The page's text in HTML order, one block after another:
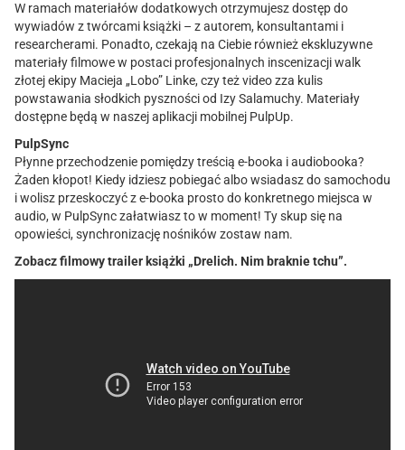
W ramach materiałów dodatkowych otrzymujesz dostęp do
wywiadów z twórcami książki – z autorem, konsultantami i
researcherami. Ponadto, czekają na Ciebie również ekskluzywne
materiały filmowe w postaci profesjonalnych inscenizacji walk
złotej ekipy Macieja „Lobo” Linke, czy też video zza kulis
powstawania słodkich pyszności od Izy Salamuchy. Materiały
dostępne będą w naszej aplikacji mobilnej PulpUp.
PulpSync
Płynne przechodzenie pomiędzy treścią e-booka i audiobooka?
Żaden kłopot! Kiedy idziesz pobiegać albo wsiadasz do samochodu
i wolisz przeskoczyć z e-booka prosto do konkretnego miejsca w
audio, w PulpSync załatwiasz to w moment! Ty skup się na
opowieści, synchronizację nośników zostaw nam.
Zobacz filmowy trailer książki „Drelich. Nim braknie tchu”.